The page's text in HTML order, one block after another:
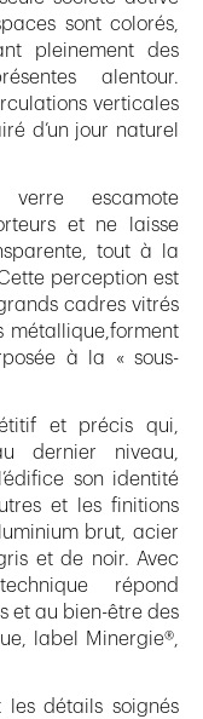
sont colorés,
pleinement des
alentour.
verticales
d’un jour naturel
verre escamote
et ne laisse
tout à la
perception est
cadres vitrés
métallique,forment
à la « sous-
et précis qui,
dernier niveau,
son identité
et les finitions
brut, acier
et de noir. Avec
répond
et au bien-être des
label Minergie®,
les détails soignés